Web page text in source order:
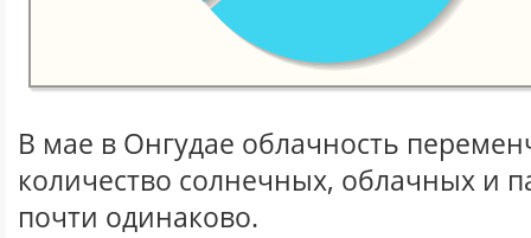
В мае в Онгудае облачность
количество солнечных, облачных и
почти одинаково.